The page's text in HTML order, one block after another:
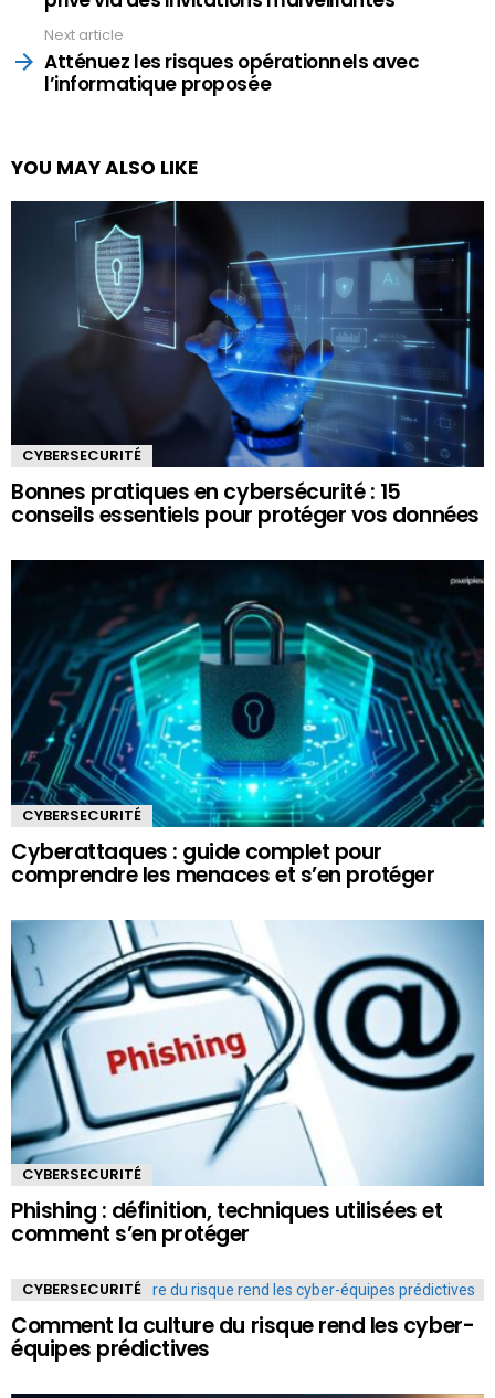
Next article
Atténuez les risques opérationnels avec
l’informatique proposée
YOU MAY ALSO LIKE
CYBERSECURITÉ
Bonnes pratiques en cybersécurité : 15
conseils essentiels pour protéger vos données
CYBERSECURITÉ
Cyberattaques : guide complet pour
comprendre les menaces et s’en protéger
CYBERSECURITÉ
Phishing : définition, techniques utilisées et
comment s’en protéger
CYBERSECURITÉ
Comment la culture du risque rend les cyber-
équipes prédictives